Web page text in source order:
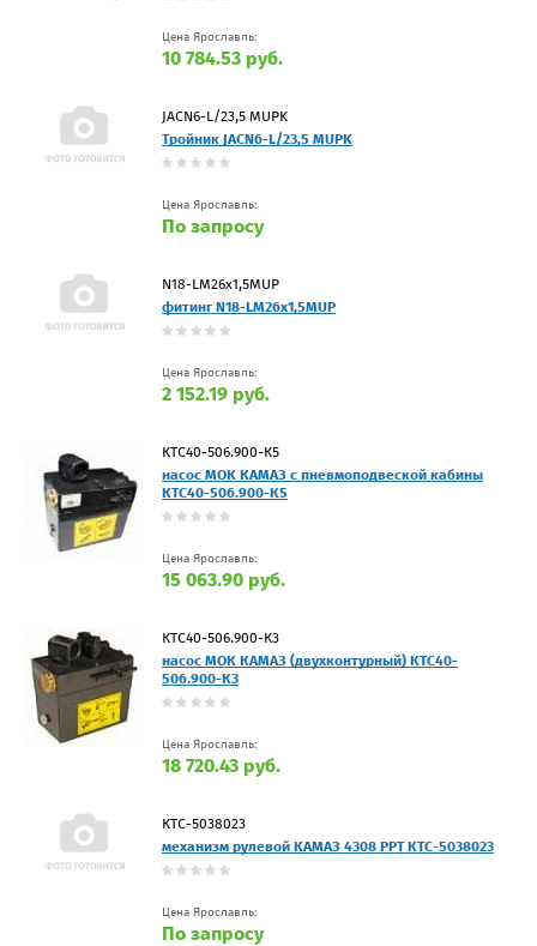
Цена Ярославль:
10 784.53 руб.
JACN6-L/23,5 MUPK
Тройник JACN6-L/23,5 MUPK
Цена Ярославль:
По запросу
N18-LM26x1,5MUP
фитинг N18-LM26x1,5MUP
Цена Ярославль:
2 152.19 руб.
КТС40-506.900-К5
насос МОК КАМАЗ с пневмоподвеской кабины
КТС40-506.900-К5
Цена Ярославль:
15 063.90 руб.
КТС40-506.900-К3
насос МОК КАМАЗ (двухконтурный) КТС40-
506.900-К3
Цена Ярославль:
18 720.43 руб.
КТС-5038023
механизм рулевой КАМАЗ 4308 PPT КТС-5038023
Цена Ярославль:
По запросу